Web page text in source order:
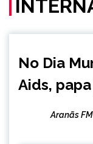
NOTÍCIAS
No Dia
Aids,
Aranãs FM